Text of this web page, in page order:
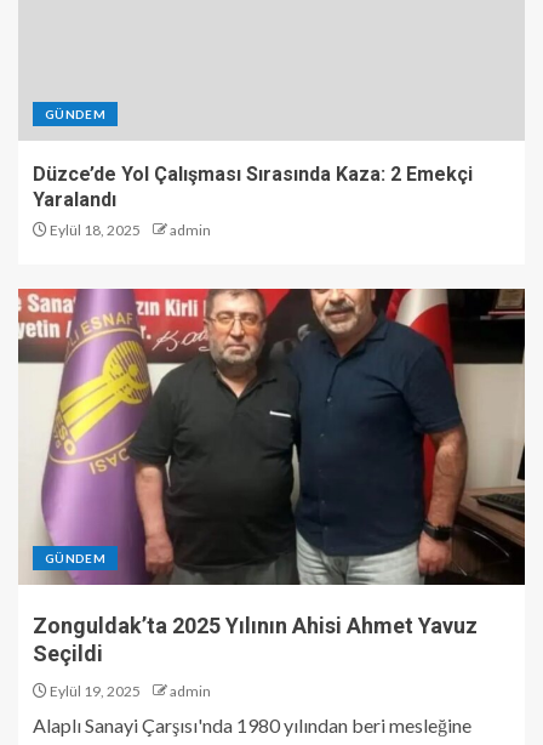
GÜNDEM
Düzce’de Yol Çalışması Sırasında Kaza: 2 Emekçi
Yaralandı
Eylül 18, 2025 admin
GÜNDEM
Zonguldak’ta 2025 Yılının Ahisi Ahmet Yavuz
Seçildi
Eylül 19, 2025 admin
Alaplı Sanayi Çarşısı'nda 1980 yılından beri mesleğine